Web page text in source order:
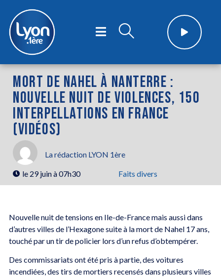
MORT DE NAHEL À NANTERRE :
NOUVELLE NUIT DE VIOLENCES, 150
INTERPELLATIONS EN FRANCE
(VIDÉOS)
La rédaction LYON 1ère
le 29 juin à 07h30 Faits divers
Nouvelle nuit de tensions en Ile-de-France mais aussi dans
d’autres villes de l’Hexagone suite à la mort de Nahel 17 ans,
touché par un tir de policier lors d’un refus d’obtempérer.
Des commissariats ont été pris à partie, des voitures
incendiées, des tirs de mortiers recensés dans plusieurs villes